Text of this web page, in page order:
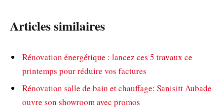
Articles similaires
Rénovation énergétique : lancez ces 5 travaux ce
printemps pour réduire vos factures
Rénovation salle de bain et chauffage: Sanisitt Aubade
ouvre son showroom avec promos